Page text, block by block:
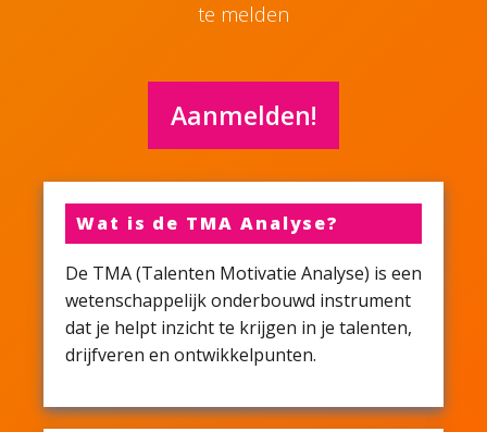
te melden
Aanmelden!
Wat is de TMA Analyse?
De TMA (Talenten Motivatie Analyse) is een
wetenschappelijk onderbouwd instrument
dat je helpt inzicht te krijgen in je talenten,
drijfveren en ontwikkelpunten.